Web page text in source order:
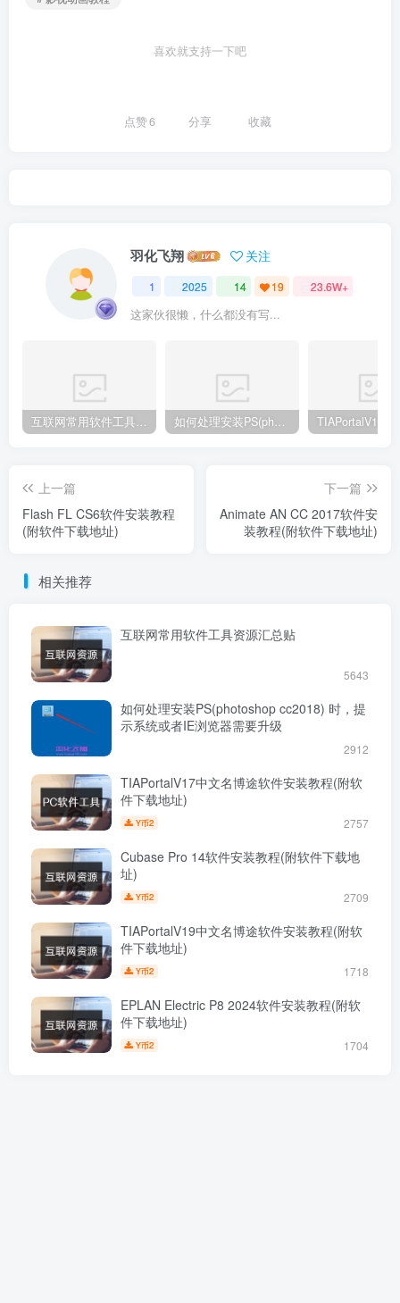
喜欢就支持一下吧
点赞6 分享 收藏
羽化飞翔 关注
1 2025 14 19 23.6W+
这家伙很懒，什么都没有写...
互联网常用软件工具资源汇总贴 如何处理安装PS(photoshop cc2018) 时，提示系统或者IE浏览器需要升级
上一篇
Flash FL CS6软件安装教程
(附软件下载地址)
下一篇
Animate AN CC 2017软件安
装教程(附软件下载地址)
相关推荐
互联网常用软件工具资源汇总贴
5643
如何处理安装PS(photoshop cc2018) 时，提
示系统或者IE浏览器需要升级
2912
TIAPortalV17中文名博途软件安装教程(附软
件下载地址)
Y币2 2757
Cubase Pro 14软件安装教程(附软件下载地
址)
Y币2 2709
TIAPortalV19中文名博途软件安装教程(附软
件下载地址)
Y币2 1718
EPLAN Electric P8 2024软件安装教程(附软
件下载地址)
Y币2 1704